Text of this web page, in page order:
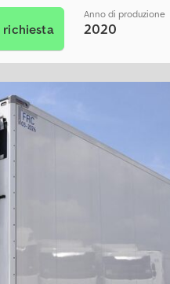
richiesta
Anno di produzione
2020